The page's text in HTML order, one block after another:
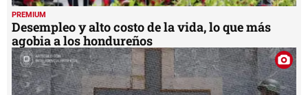
PREMIUM
Desempleo y alto costo de la vida, lo que más
agobia a los hondureños